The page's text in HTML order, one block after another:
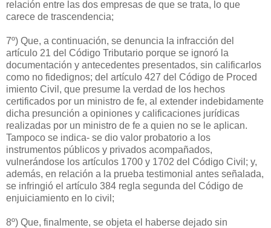
relación entre las dos empresas de que se trata, lo que
carece de trascendencia;
7º) Que, a continuación, se denuncia la infracción del
artículo 21 del Código Tributario porque se ignoró la
documentación y antecedentes presentados, sin calificarlos
como no fidedignos; del artículo 427 del Código de Proced
imiento Civil, que presume la verdad de los hechos
certificados por un ministro de fe, al extender indebidamente
dicha presunción a opiniones y calificaciones jurídicas
realizadas por un ministro de fe a quien no se le aplican.
Tampoco se indica- se dio valor probatorio a los
instrumentos públicos y privados acompañados,
vulnerándose los artículos 1700 y 1702 del Código Civil; y,
además, en relación a la prueba testimonial antes señalada,
se infringió el artículo 384 regla segunda del Código de
enjuiciamiento en lo civil;
8º) Que, finalmente, se objeta el haberse dejado sin